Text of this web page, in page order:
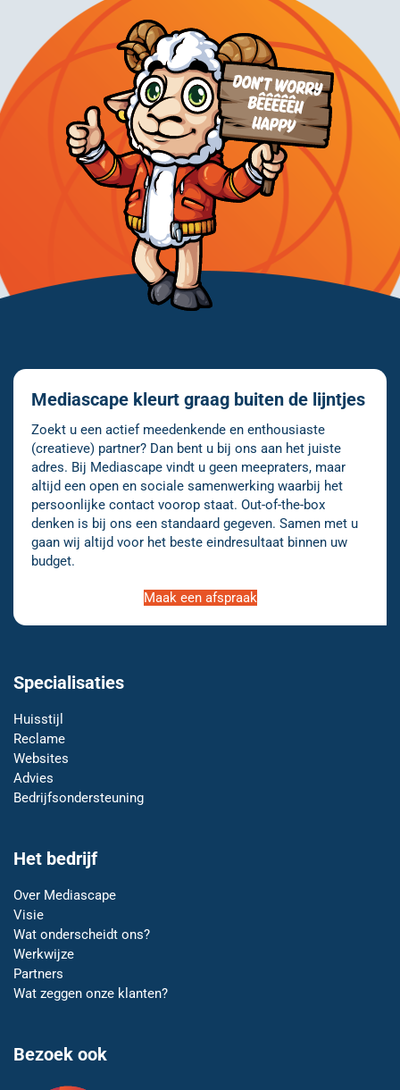
Mediascape kleurt graag buiten de lijntjes
Zoekt u een actief meedenkende en enthousiaste
(creatieve) partner? Dan bent u bij ons aan het juiste
adres. Bij Mediascape vindt u geen meepraters, maar
altijd een open en sociale samenwerking waarbij het
persoonlijke contact voorop staat. Out-of-the-box
denken is bij ons een standaard gegeven. Samen met u
gaan wij altijd voor het beste eindresultaat binnen uw
budget.
Maak een afspraak
Specialisaties
Huisstijl
Reclame
Websites
Advies
Bedrijfsondersteuning
Het bedrijf
Over Mediascape
Visie
Wat onderscheidt ons?
Werkwijze
Partners
Wat zeggen onze klanten?
Bezoek ook